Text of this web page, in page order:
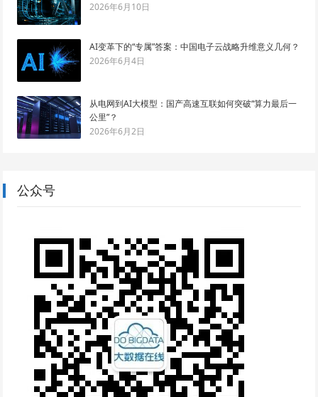
2026年6月10日
AI变革下的“专属”答案：中国电子云战略升维意义几何？
2026年6月4日
从电网到AI大模型：国产高速互联如何突破“算力最后一
公里”？
2026年6月2日
公众号